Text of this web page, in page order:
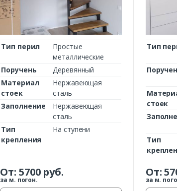
Тип перил
Простые
металлические
Поручень
Деревянный
Материал
стоек
Нержавеющая
сталь
Заполнение
Нержавеющая
сталь
Тип
крепления
На ступени
От: 5700руб.
за м. погон.
Тип
стоек
Тип
От:
за м.